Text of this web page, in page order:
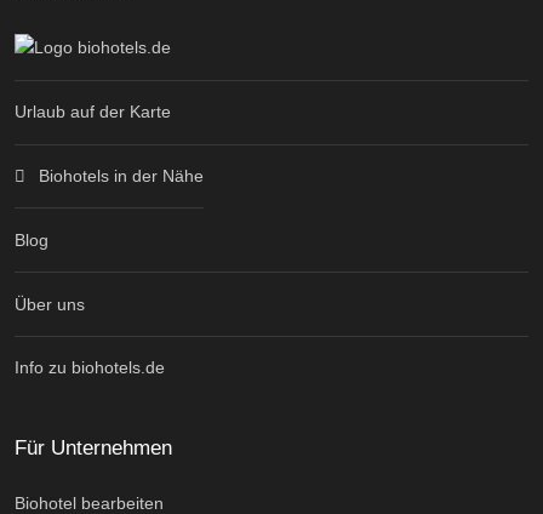
Urlaub auf der Karte
Biohotels in der Nähe
Blog
Über uns
Info zu biohotels.de
Für Unternehmen
Biohotel bearbeiten